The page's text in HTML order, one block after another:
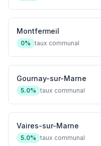
Montfermeil
0% taux communal
Gournay-sur-Marne
5.0% taux communal
Vaires-sur-Marne
5.0% taux communal